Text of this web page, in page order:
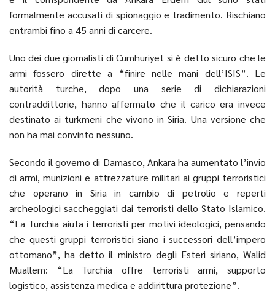
formalmente accusati di spionaggio e tradimento. Rischiano
entrambi fino a 45 anni di carcere.
Uno dei due giornalisti di Cumhuriyet si è detto sicuro che le
armi fossero dirette a “finire nelle mani dell’ISIS”. Le
autorità turche, dopo una serie di dichiarazioni
contraddittorie, hanno affermato che il carico era invece
destinato ai turkmeni che vivono in Siria. Una versione che
non ha mai convinto nessuno.
Secondo il governo di Damasco, Ankara ha aumentato l’invio
di armi, munizioni e attrezzature militari ai gruppi terroristici
che operano in Siria in cambio di petrolio e reperti
archeologici saccheggiati dai terroristi dello Stato Islamico.
“La Turchia aiuta i terroristi per motivi ideologici, pensando
che questi gruppi terroristici siano i successori dell’impero
ottomano”, ha detto il ministro degli Esteri siriano, Walid
Muallem: “La Turchia offre terroristi armi, supporto
logistico, assistenza medica e addirittura protezione”.